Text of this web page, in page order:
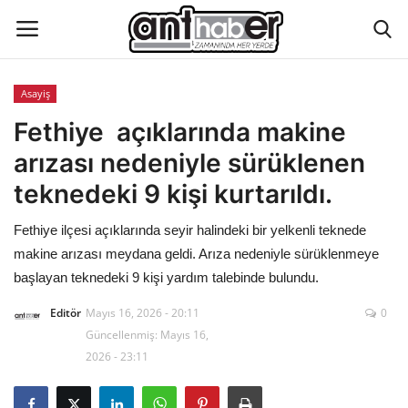
Künye
Eğitim
Hakkımızda
İletişim
Çevre
Asayiş
Fethiye açıklarında makine
arızası nedeniyle sürüklenen
teknedeki 9 kişi kurtarıldı.
Fethiye ilçesi açıklarında seyir halindeki bir yelkenli teknede
makine arızası meydana geldi. Arıza nedeniyle sürüklenmeye
başlayan teknedeki 9 kişi yardım talebinde bulundu.
Editör Mayıs 16, 2026 - 20:11
Güncellenmiş: Mayıs 16,
2026 - 23:11
0